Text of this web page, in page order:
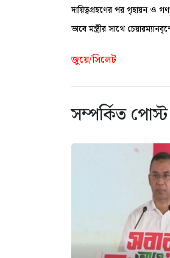
দায়িত্বগ্রহণের পর গৃহায়ন ও
ভাবে মন্ত্রীর সাথে
জুয়ে/সিলেট
সম্পর্কিত পোস্ট